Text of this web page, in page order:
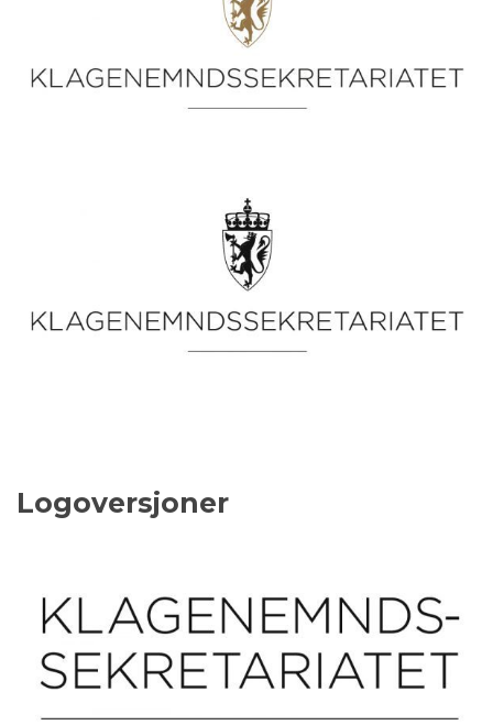
Logoversjoner